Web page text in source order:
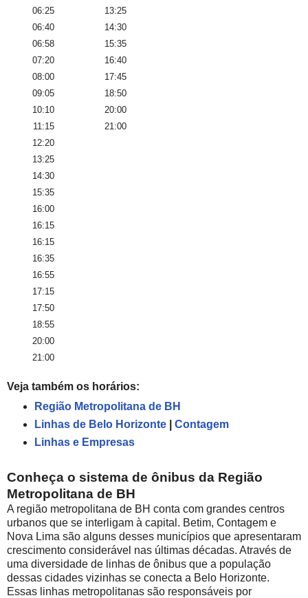
06:25
13:25
06:40
14:30
06:58
15:35
07:20
16:40
08:00
17:45
09:05
18:50
10:10
20:00
11:15
21:00
12:20
13:25
14:30
15:35
16:00
16:15
16:15
16:35
16:55
17:15
17:50
18:55
20:00
21:00
Veja também os horários:
Região Metropolitana de BH
Linhas de Belo Horizonte| Contagem
Linhas e Empresas
Conheça o sistema de ônibus da Região
Metropolitana de BH
A região metropolitana de BH conta com grandes centros
urbanos que se interligam à capital. Betim, Contagem e
Nova Lima são alguns desses municípios que apresentaram
crescimento considerável nas últimas décadas. Através de
uma diversidade de linhas de ônibus que a população
dessas cidades vizinhas se conecta a Belo Horizonte.
Essas linhas metropolitanas são responsáveis por